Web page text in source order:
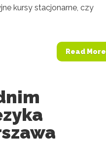
kursy stacjonarne, czy
Read More